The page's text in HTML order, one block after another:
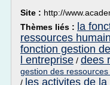
Site : http://
Thèmes liés : la
ressources
fonction gestion
l entreprise / dees
gestion des
/ les activites de